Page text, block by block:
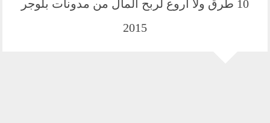
10 طرق ولا اروع لربح المال من مدونات بلوجر
2015